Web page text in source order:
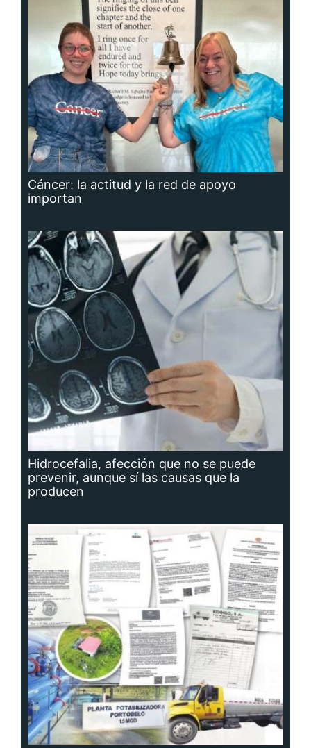
Cáncer: la actitud y la red de apoyo
importan
Hidrocefalia, afección que no se puede
prevenir, aunque sí las causas que la
producen